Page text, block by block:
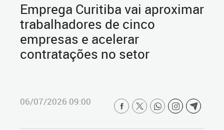
Emprega Curitiba vai aproximar
trabalhadores de cinco
empresas e acelerar
contratações no setor
06/07/2026 09:00